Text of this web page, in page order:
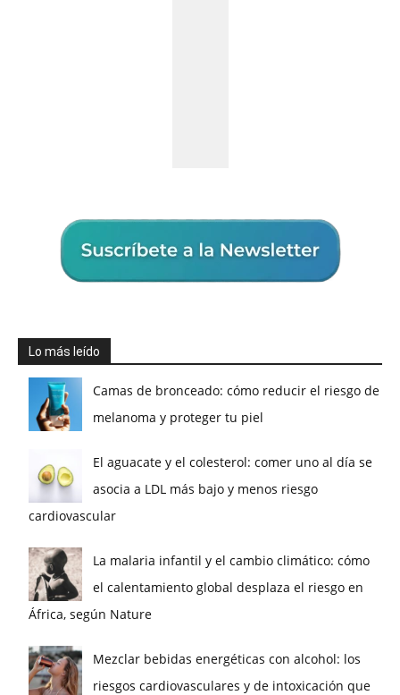
Lo más leído
Camas de bronceado: cómo reducir el riesgo de
melanoma y proteger tu piel
El aguacate y el colesterol: comer uno al día se
asocia a LDL más bajo y menos riesgo
cardiovascular
La malaria infantil y el cambio climático: cómo
el calentamiento global desplaza el riesgo en
África, según Nature
Mezclar bebidas energéticas con alcohol: los
riesgos cardiovasculares y de intoxicación que